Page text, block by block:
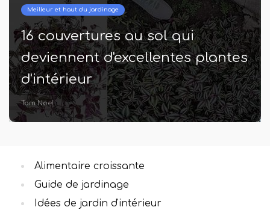
Meilleur et haut du jardinage
16 couvertures au sol qui
deviennent d'excellentes plantes
d'intérieur
Tom Noel
Alimentaire croissante
Guide de jardinage
Idées de jardin d'intérieur